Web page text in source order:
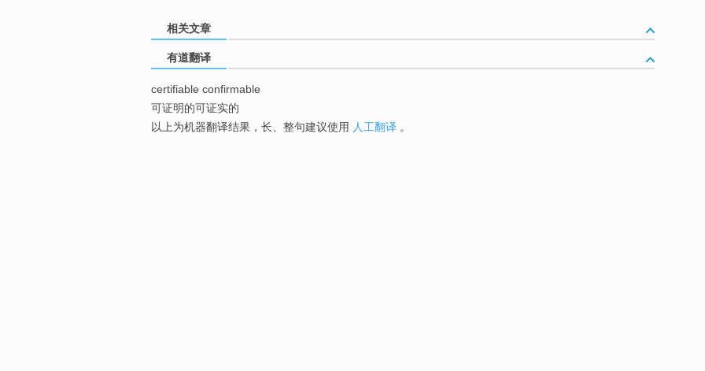
相关文章
有道翻译
certifiable confirmable
可证明的可证实的
以上为机器翻译结果，长、整句建议使用 人工翻译 。